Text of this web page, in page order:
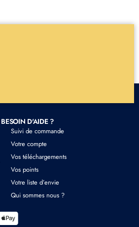
BESOIN D'AIDE ?
Suivi de commande
Votre compte
Vos téléchargements
Vos points
Votre liste d’envie
Qui sommes nous ?